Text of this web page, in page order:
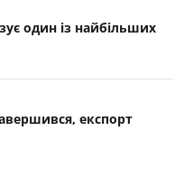
один із найбільших
експорт